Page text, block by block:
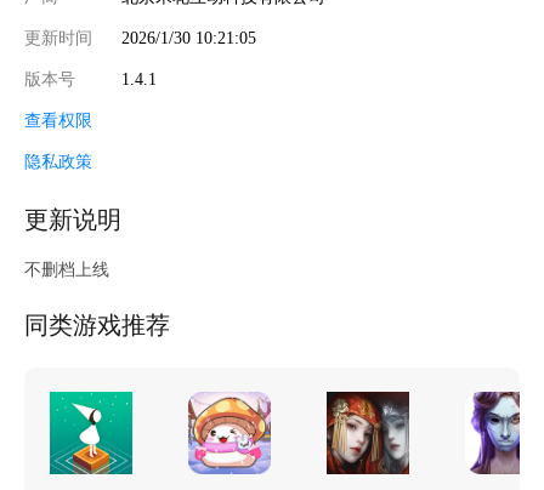
更新时间 2026/1/30 10:21:05
版本号 1.4.1
查看权限
隐私政策
更新说明
不删档上线
同类游戏推荐